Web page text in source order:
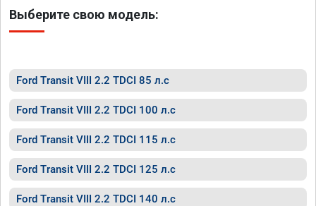
Выберите свою модель:
Ford Transit VIII 2.2 TDCI 85 л.с
Ford Transit VIII 2.2 TDCI 100 л.с
Ford Transit VIII 2.2 TDCI 115 л.с
Ford Transit VIII 2.2 TDCI 125 л.с
Ford Transit VIII 2.2 TDCI 140 л.с